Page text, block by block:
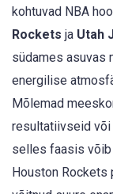
kohtuvad NBA
Rockets ja Utah
südames asuvas
energilise
Mõlemad
resultatiivseid või
selles faasis võib
Houston